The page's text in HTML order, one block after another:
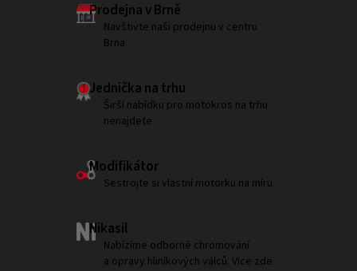
Prodejna v Brně
Navštivte naši prodejnu v centru
Brna
Jednička na trhu
Širší nabídku pro motokros na trhu
nenajdete
Modifikátor
Sestrojte si vlastní motorku na míru
Nikasil
Nabízíme odborné chromování
a opravy hliníkových válců. Více zde